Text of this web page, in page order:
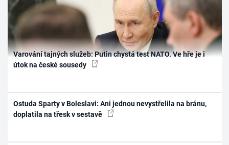
Varování tajných služeb: Putin chystá test NATO. Ve hře je i
útok na české sousedy
Ostuda Sparty v Boleslavi: Ani jednou nevystřelila na bránu,
doplatila na třesk v sestavě